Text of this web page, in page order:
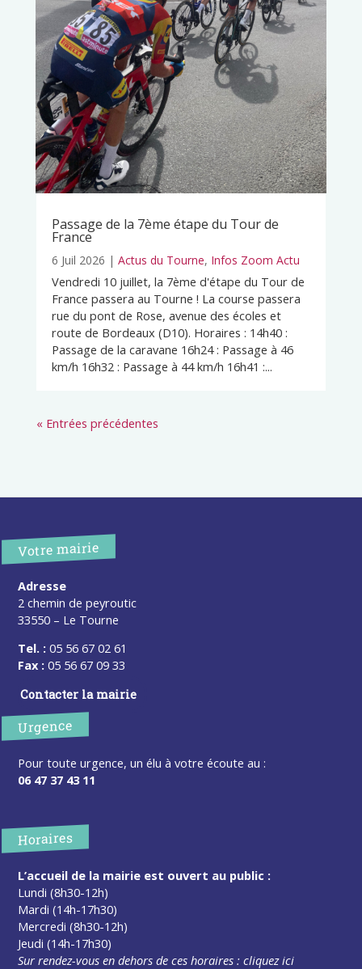
Passage de la 7ème étape du Tour de
France
6 Juil 2026 | Actus du Tourne, Infos Zoom Actu
Vendredi 10 juillet, la 7ème d'étape du Tour de
France passera au Tourne ! La course passera
rue du pont de Rose, avenue des écoles et
route de Bordeaux (D10). Horaires : 14h40 :
Passage de la caravane 16h24 : Passage à 46
km/h 16h32 : Passage à 44 km/h 16h41 :...
« Entrées précédentes
Votre mairie
Adresse
2 chemin de peyroutic
33550 – Le Tourne
Tel. : 05 56 67 02 61
Fax : 05 56 67 09 33
Contacter la mairie
Urgence
Pour toute urgence, un élu à votre écoute au :
06 47 37 43 11
Horaires
L’accueil de la mairie est ouvert au public :
Lundi (8h30-12h)
Mardi (14h-17h30)
Mercredi (8h30-12h)
Jeudi (14h-17h30)
Sur rendez-vous en dehors de ces horaires :cliquez ici